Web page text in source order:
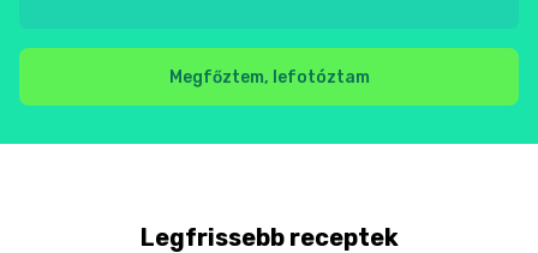
Megfőztem, lefotóztam
Legfrissebb receptek